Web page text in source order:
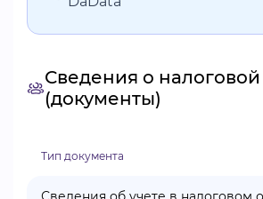
Сведения о налоговой
(документы)
Тип документа